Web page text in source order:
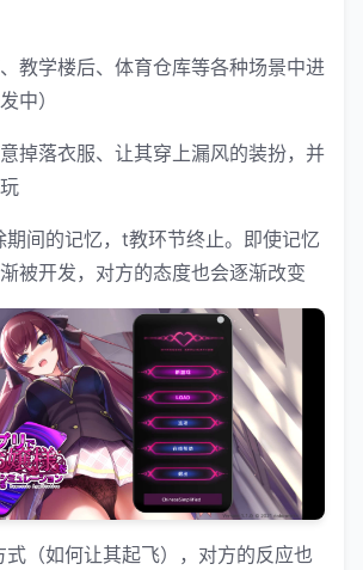
教学楼后、体育仓库等各种场景中进
中）
掉落衣服、让其穿上漏风的装扮，并
间的记忆，t教环节终止。即使记忆
被开发，对方的态度也会逐渐改变
式（如何让其起飞），对方的反应也